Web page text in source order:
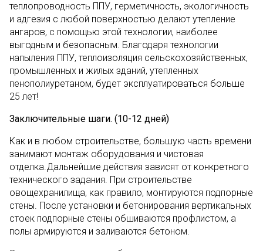
теплопроводность ППУ, герметичность, экологичность
и адгезия с любой поверхностью делают утепление
ангаров, с помощью этой технологии, наиболее
выгодным и безопасным. Благодаря технологии
напыления ППУ, теплоизоляция сельскохозяйственных,
промышленных и жилых зданий, утепленных
пенополиуретаном, будет эксплуатироваться больше
25 лет!
Заключительные шаги. (10-12 дней)
Как и в любом строительстве, большую часть времени
занимают монтаж оборудования и чистовая
отделка.Дальнейшие действия зависят от конкретного
технического задания. При строительстве
овощехранилища, как правило, монтируются подпорные
стены. После установки и бетонирования вертикальных
стоек подпорные стены обшиваются профлистом, а
полы армируются и заливаются бетоном.